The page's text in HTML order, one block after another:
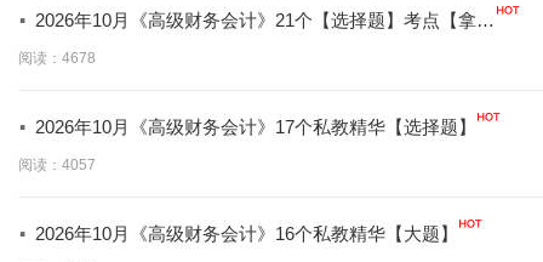
· 2026年10月《高级财务会计》21个【选择题】考点【拿分
必学】
阅读：4678
· 2026年10月《高级财务会计》17个私教精华【选择题】
阅读：4057
· 2026年10月《高级财务会计》16个私教精华【大题】